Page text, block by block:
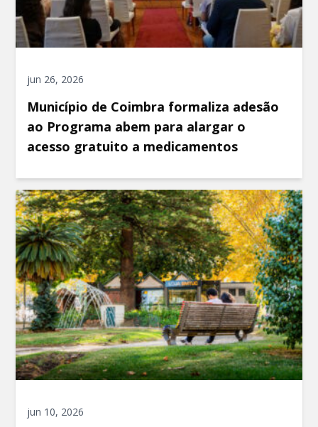
jun 26, 2026
Município de Coimbra formaliza adesão
ao Programa abem para alargar o
acesso gratuito a medicamentos
jun 10, 2026